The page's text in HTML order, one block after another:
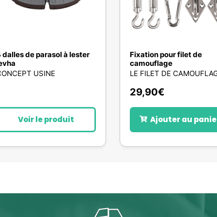
dalles de parasol à lester
USINE
Voir le produit
Fixation pour filet de
camouflage
LE FILET DE
29,90€
Ajouter au